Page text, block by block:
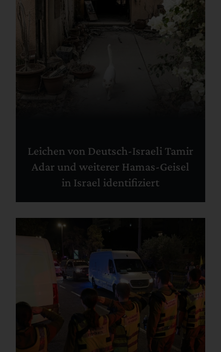
Leichen von Deutsch-Israeli Tamir
Adar und weiterer Hamas-Geisel
in Israel identifiziert